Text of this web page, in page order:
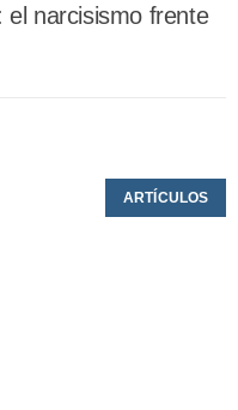
el narcisismo frente
ARTÍCULOS